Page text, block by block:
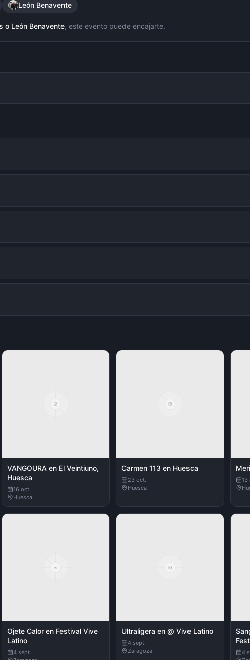
León Benavente
o León Benavente, este evento puede encajarte.
VANGOURA en El Veintiuno,
Huesca
16 oct.
Huesca
Carmen 113 en Huesca
23 oct.
Huesca
13
Ojete Calor en Festival Vive
Latino
4 sept.
Ultraligera en @ Vive Latino
4 sept.
Zaragoza
4